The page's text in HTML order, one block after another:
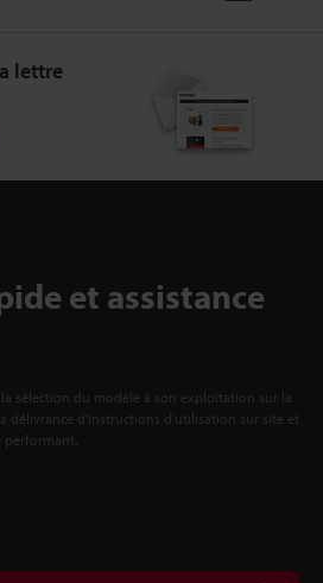
lettre
et assistance
la sélection du modèle à son exploitation sur la
délivrance d'instructions d'utilisation sur site et